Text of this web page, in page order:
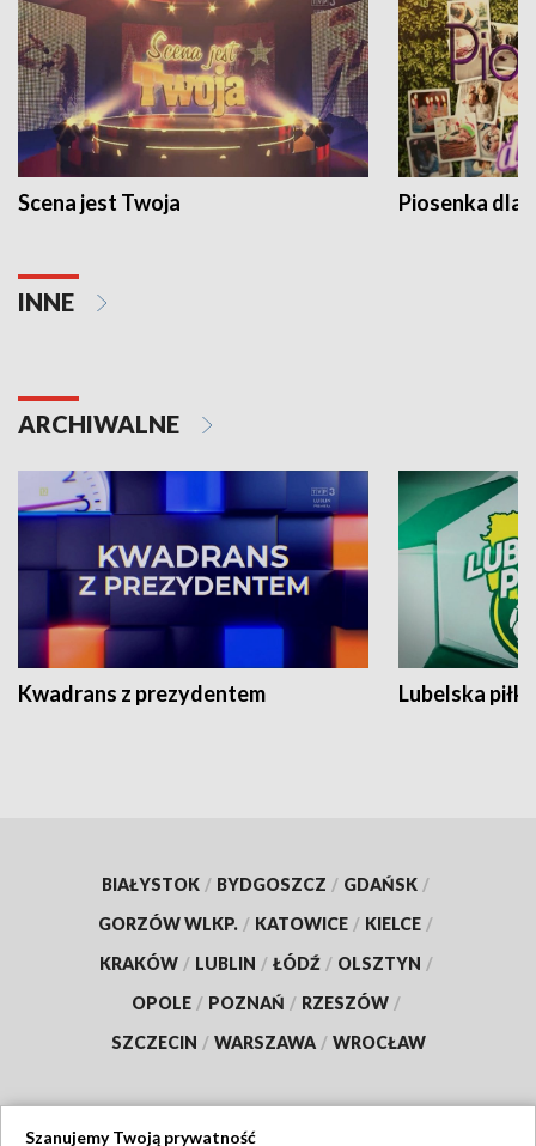
Scena jest Twoja Piosenka dla
INNE
ARCHIWALNE
Kwadrans z prezydentem Lubelska piłka
BIAŁYSTOK / BYDGOSZCZ / GDAŃSK /
GORZÓW WLKP. / KATOWICE / KIELCE /
KRAKÓW / LUBLIN / ŁÓDŹ / OLSZTYN /
OPOLE / POZNAŃ / RZESZÓW /
SZCZECIN / WARSZAWA / WROCŁAW
Szanujemy Twoją prywatność